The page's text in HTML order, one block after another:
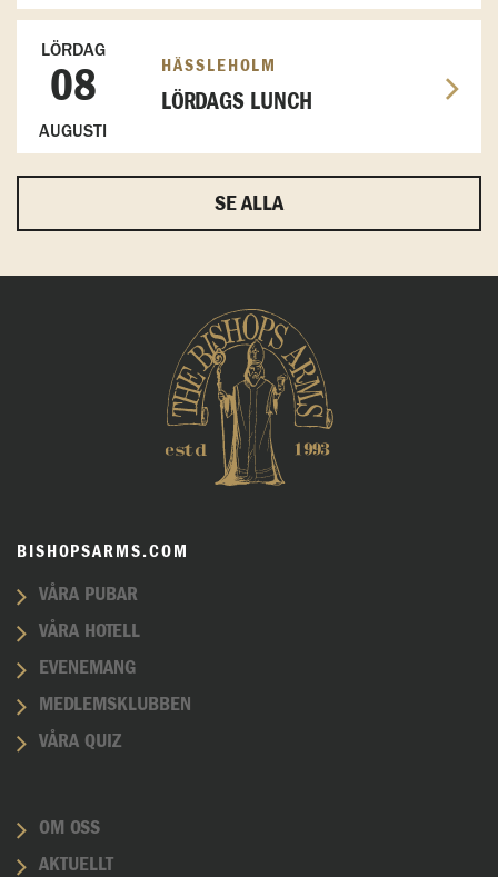
LÖRDAG
08
AUGUSTI
HÄSSLEHOLM
LÖRDAGS LUNCH
SE ALLA
BISHOPSARMS.COM
VÅRA PUBAR
VÅRA HOTELL
EVENEMANG
MEDLEMSKLUBBEN
VÅRA QUIZ
OM OSS
AKTUELLT